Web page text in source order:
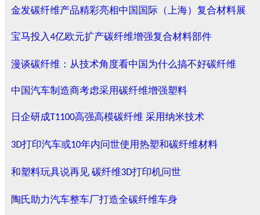
金发碳纤维产品精彩亮相中国国际（上海）复合材料展
宝马投入4亿欧元扩产碳纤维增强复合材料部件
漫谈碳纤维：从技术角度看中国为什么搞不好碳纤维
中国汽车制造商考虑采用碳纤维增强塑料
日企研成T1100高强高模碳纤维 采用纳米技术
3D打印汽车或10年内问世使用热塑和碳纤维材料
和塑料玩具说再见 碳纤维3D打印机问世
陶氏助力汽车整车厂打造全碳纤维车身